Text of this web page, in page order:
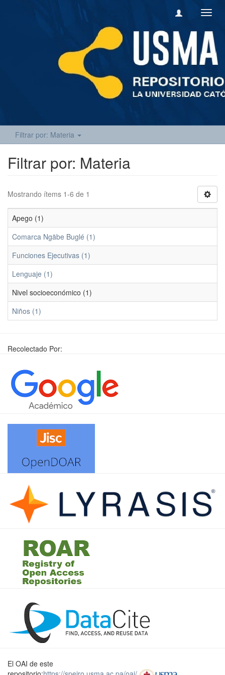
Filtrar por: Materia
Filtrar por: Materia
Mostrando ítems 1-6 de 1
Apego (1)
Comarca Ngäbe Buglé (1)
Funciones Ejecutivas (1)
Lenguaje (1)
Nivel socioeconómico (1)
Niños (1)
Recolectado Por:
El OAI de este